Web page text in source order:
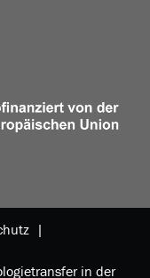
|
in der